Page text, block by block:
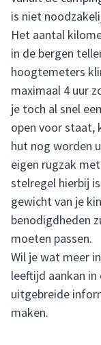
is niet
Het aantal
in de bergen
hoogtemeters
maximaal 4 uur
je toch al snel
open voor staat,
hut nog worden
eigen rugzak
stelregel hierbij
gewicht van je
benodigdheden
moeten passen.
Wil je wat meer
leeftijd aankan in
uitgebreide
maken.